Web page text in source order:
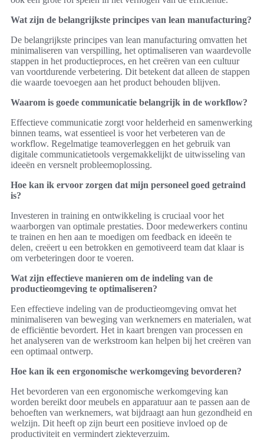
Wat zijn de belangrijkste principes van lean manufacturing?
De belangrijkste principes van lean manufacturing omvatten het
minimaliseren van verspilling, het optimaliseren van waardevolle
stappen in het productieproces, en het creëren van een cultuur
van voortdurende verbetering. Dit betekent dat alleen de stappen
die waarde toevoegen aan het product behouden blijven.
Waarom is goede communicatie belangrijk in de workflow?
Effectieve communicatie zorgt voor helderheid en samenwerking
binnen teams, wat essentieel is voor het verbeteren van de
workflow. Regelmatige teamoverleggen en het gebruik van
digitale communicatietools vergemakkelijkt de uitwisseling van
ideeën en versnelt probleemoplossing.
Hoe kan ik ervoor zorgen dat mijn personeel goed getraind
is?
Investeren in training en ontwikkeling is cruciaal voor het
waarborgen van optimale prestaties. Door medewerkers continu
te trainen en hen aan te moedigen om feedback en ideeën te
delen, creëert u een betrokken en gemotiveerd team dat klaar is
om verbeteringen door te voeren.
Wat zijn effectieve manieren om de indeling van de
productieomgeving te optimaliseren?
Een effectieve indeling van de productieomgeving omvat het
minimaliseren van beweging van werknemers en materialen, wat
de efficiëntie bevordert. Het in kaart brengen van processen en
het analyseren van de werkstroom kan helpen bij het creëren van
een optimaal ontwerp.
Hoe kan ik een ergonomische werkomgeving bevorderen?
Het bevorderen van een ergonomische werkomgeving kan
worden bereikt door meubels en apparatuur aan te passen aan de
behoeften van werknemers, wat bijdraagt aan hun gezondheid en
welzijn. Dit heeft op zijn beurt een positieve invloed op de
productiviteit en vermindert ziekteverzuim.